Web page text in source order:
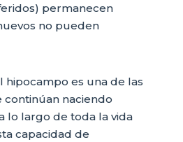
permanecen
no pueden
hipocampo es una de las
continúan naciendo
lo largo de toda la vida
capacidad de